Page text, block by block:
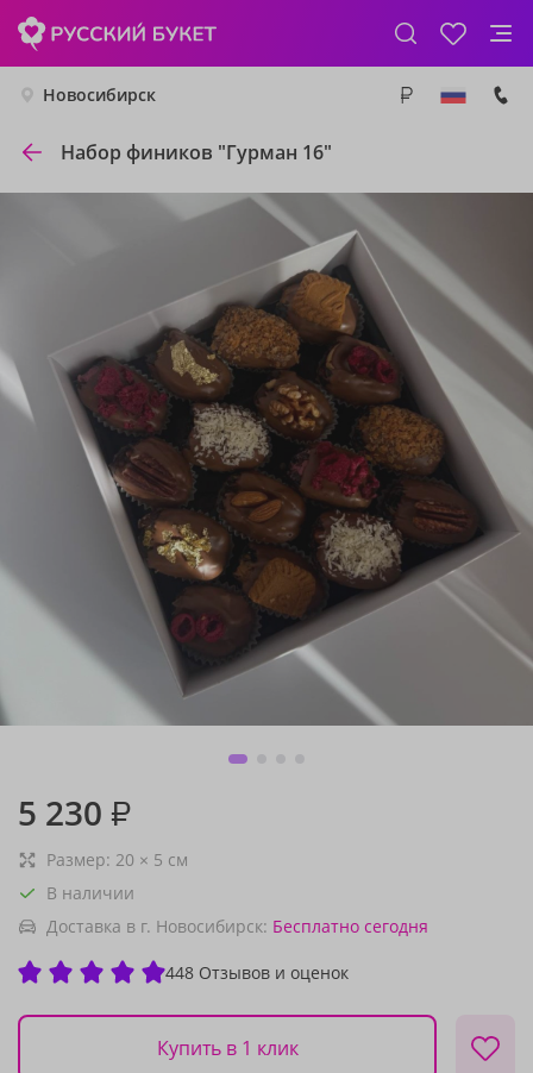
Новосибирск
Набор фиников "Гурман 16"
5 230 ₽
Размер: 20 × 5 см
В наличии
Доставка в г. Новосибирск: Бесплатно сегодня
448 Отзывов и оценок
Купить в 1 клик